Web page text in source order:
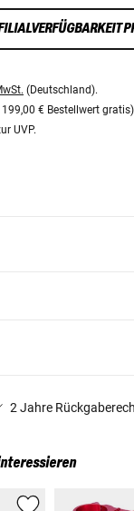
(Deutschland).
€ Bestellwert
UVP.
2 Jahre